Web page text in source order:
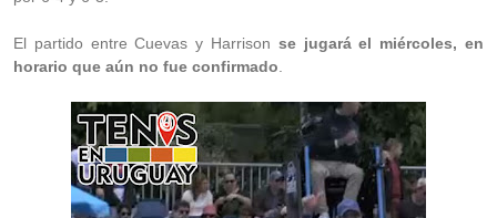
El partido entre Cuevas y Harrison se jugará el miércoles, en
horario que aún no fue confirmado